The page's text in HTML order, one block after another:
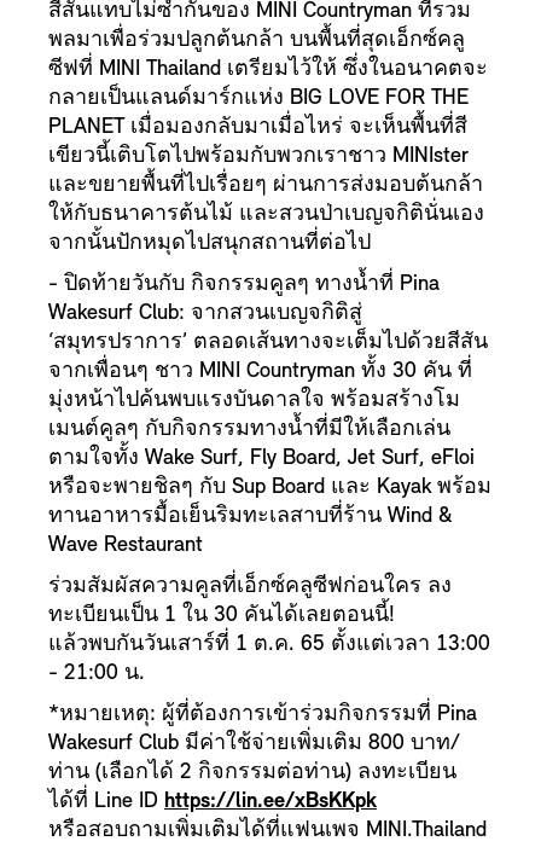
สีสันแทบไม่ซ้ำกันของ MINI Countryman ที่รวม
พลมาเพื่อร่วมปลูกต้นกล้า บนพื้นที่สุดเอ็กซ์คลู
ซีฟที่ MINI Thailand เตรียมไว้ให้ ซึ่งในอนาคตจะ
กลายเป็นแลนด์มาร์กแห่ง BIG LOVE FOR THE
PLANET เมื่อมองกลับมาเมื่อไหร่ จะเห็นพื้นที่สี
เขียวนี้เติบโตไปพร้อมกับพวกเราชาว MINIster
และขยายพื้นที่ไปเรื่อยๆ ผ่านการส่งมอบต้นกล้า
ให้กับธนาคารต้นไม้ และสวนป่าเบญจกิตินั่นเอง
จากนั้นปักหมุดไปสนุกสถานที่ต่อไป
- ปิดท้ายวันกับ กิจกรรมคูลๆ ทางน้ำที่ Pina
Wakesurf Club: จากสวนเบญจกิติสู่
‘สมุทรปราการ’ ตลอดเส้นทางจะเต็มไปด้วยสีสัน
จากเพื่อนๆ ชาว MINI Countryman ทั้ง 30 คัน ที่
มุ่งหน้าไปค้นพบแรงบันดาลใจ พร้อมสร้างโม
เมนต์คูลๆ กับกิจกรรมทางน้ำที่มีให้เลือกเล่น
ตามใจทั้ง Wake Surf, Fly Board, Jet Surf, eFloi
หรือจะพายชิลๆ กับ Sup Board และ Kayak พร้อม
ทานอาหารมื้อเย็นริมทะเลสาบที่ร้าน Wind &
Wave Restaurant
ร่วมสัมผัสความคูลที่เอ็กซ์คลูซีฟก่อนใคร ลง
ทะเบียนเป็น 1 ใน 30 คันได้เลยตอนนี้!
แล้วพบกันวันเสาร์ที่ 1 ต.ค. 65 ตั้งแต่เวลา 13:00
- 21:00 น.
*หมายเหตุ: ผู้ที่ต้องการเข้าร่วมกิจกรรมที่ Pina
Wakesurf Club มีค่าใช้จ่ายเพิ่มเติม 800 บาท/
ท่าน (เลือกได้ 2 กิจกรรมต่อท่าน) ลงทะเบียน
ได้ที่ Line ID https://lin.ee/xBsKKpk
หรือสอบถามเพิ่มเติมได้ที่แฟนเพจ MINI.Thailand